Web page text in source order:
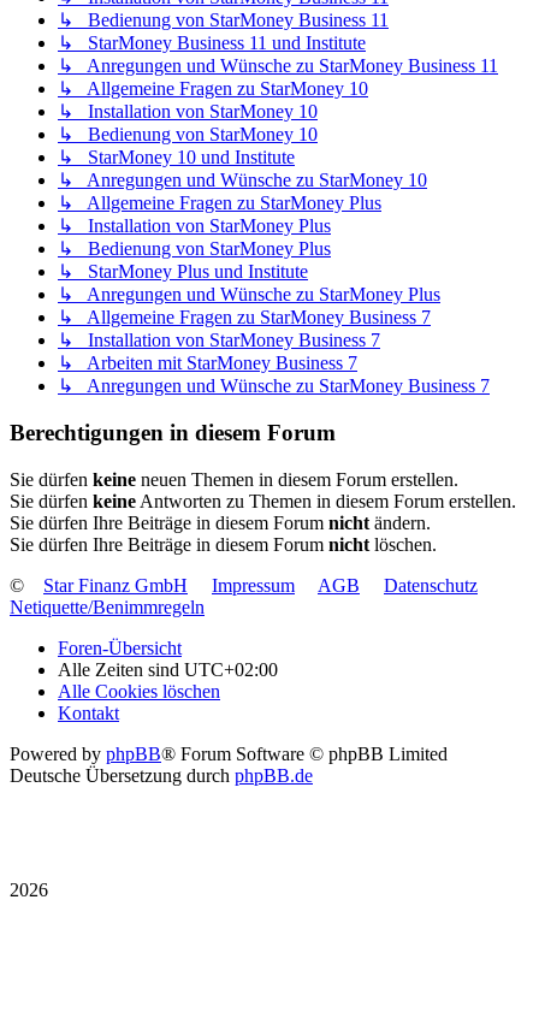
↳ Bedienung von StarMoney Business 11
↳ StarMoney Business 11 und Institute
↳ Anregungen und Wünsche zu StarMoney Business 11
↳ Allgemeine Fragen zu StarMoney 10
↳ Installation von StarMoney 10
↳ Bedienung von StarMoney 10
↳ StarMoney 10 und Institute
↳ Anregungen und Wünsche zu StarMoney 10
↳ Allgemeine Fragen zu StarMoney Plus
↳ Installation von StarMoney Plus
↳ Bedienung von StarMoney Plus
↳ StarMoney Plus und Institute
↳ Anregungen und Wünsche zu StarMoney Plus
↳ Allgemeine Fragen zu StarMoney Business 7
↳ Installation von StarMoney Business 7
↳ Arbeiten mit StarMoney Business 7
↳ Anregungen und Wünsche zu StarMoney Business 7
Berechtigungen in diesem Forum
Sie dürfen keine neuen Themen in diesem Forum erstellen.
Sie dürfen keine Antworten zu Themen in diesem Forum erstellen.
Sie dürfen Ihre Beiträge in diesem Forum nicht ändern.
Sie dürfen Ihre Beiträge in diesem Forum nicht löschen.
©
Star Finanz GmbH Impressum AGB
Datenschutz
Netiquette/Benimmregeln
Foren-Übersicht
Alle Zeiten sind UTC+02:00
Alle Cookies löschen
Kontakt
Powered by phpBB® Forum Software © phpBB Limited
Deutsche Übersetzung durch phpBB.de
2026